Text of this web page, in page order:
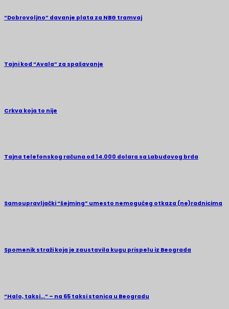
“Dobrovoljno” davanje plata za NBG tramvaj
Tajni kod “Avala” za spašavanje
Crkva koja to nije
Tajna telefonskog računa od 14.000 dolara sa Labudovog brda
Samoupravljački “šejming” umesto nemogućeg otkaza (ne)radnicima
Spomenik straži koja je zaustavila kugu prispelu iz Beograda
“Halo, taksi…” – na 65 taksi stanica u Beogradu